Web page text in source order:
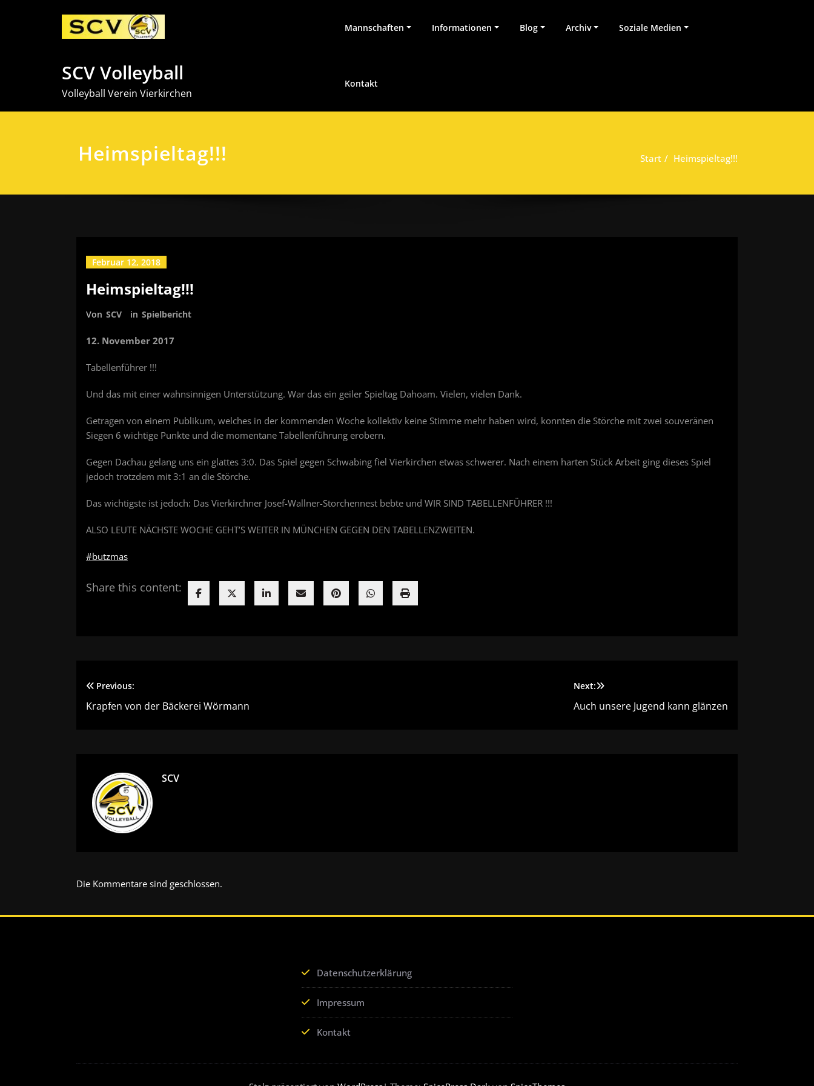
SCV Volleyball
Volleyball Verein Vierkirchen
Mannschaften Informationen Blog Archiv Soziale Medien
Kontakt
Heimspieltag!!! Start Heimspieltag!!!
Februar 12, 2018
Heimspieltag!!!
Von SCV in Spielbericht
12. November 2017
Tabellenführer !!!
Und das mit einer wahnsinnigen Unterstützung. War das ein geiler Spieltag Dahoam. Vielen, vielen Dank.
Getragen von einem Publikum, welches in der kommenden Woche kollektiv keine Stimme mehr haben wird, konnten die Störche mit zwei souveränen
Siegen 6 wichtige Punkte und die momentane Tabellenführung erobern.
Gegen Dachau gelang uns ein glattes 3:0. Das Spiel gegen Schwabing fiel Vierkirchen etwas schwerer. Nach einem harten Stück Arbeit ging dieses Spiel
jedoch trotzdem mit 3:1 an die Störche.
Das wichtigste ist jedoch: Das Vierkirchner Josef-Wallner-Storchennest bebte und WIR SIND TABELLENFÜHRER !!!
ALSO LEUTE NÄCHSTE WOCHE GEHT’S WEITER IN MÜNCHEN GEGEN DEN TABELLENZWEITEN.
#butzmas
Share this content:
Beitragsnavigation
Previous:
Krapfen von der Bäckerei Wörmann
Next:
Auch unsere Jugend kann glänzen
SCV
Die Kommentare sind geschlossen.
Datenschutzerklärung
Impressum
Kontakt